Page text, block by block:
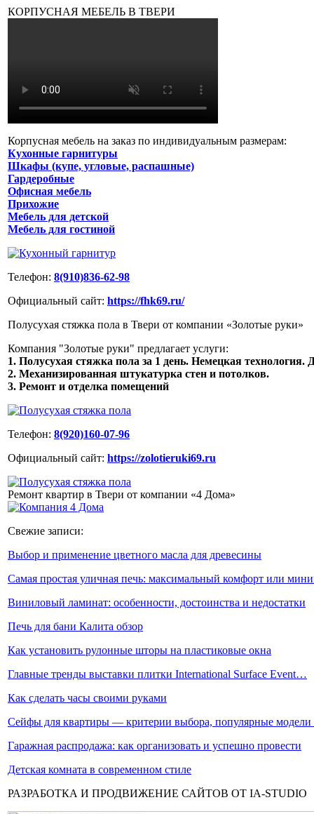
КОРПУСНАЯ МЕБЕЛЬ В ТВЕРИ
Корпусная мебель на заказ по индивидуальным размерам:
Кухонные гарнитуры
Шкафы (купе, угловые, распашные)
Гардеробные
Офисная мебель
Прихожие
Мебель для детской
Мебель для гостиной
Телефон: 8(910)836-62-98
Официальный сайт: https://fhk69.ru/
Полусухая стяжка пола в Твери от компании «Золотые руки»
Компания "Золотые руки" предлагает услуги:
1. Полусухая стяжка пола за 1 день. Немецкая технология.
2. Механизированная штукатурка стен и потолков.
3. Ремонт и отделка помещений
Телефон: 8(920)160-07-96
Официальный сайт: https://zolotieruki69.ru
Ремонт квартир в Твери от компании «4 Дома»
Свежие записи:
Выбор и применение цветного масла для древесины
Самая простая уличная печь: максимальный комфорт или
Виниловый ламинат: особенности, достоинства и недостатки
Печь для бани Калита обзор
Как установить рулонные шторы на пластиковые окна
Главные тренды выставки плитки International Surface Event…
Как сделать часы своими руками
Сейфы для квартиры — критерии выбора, популярные
Гаражная распродажа: как организовать и успешно провести
Детская комната в современном стиле
РАЗРАБОТКА И ПРОДВИЖЕНИЕ САЙТОВ ОТ IA-STUDIO